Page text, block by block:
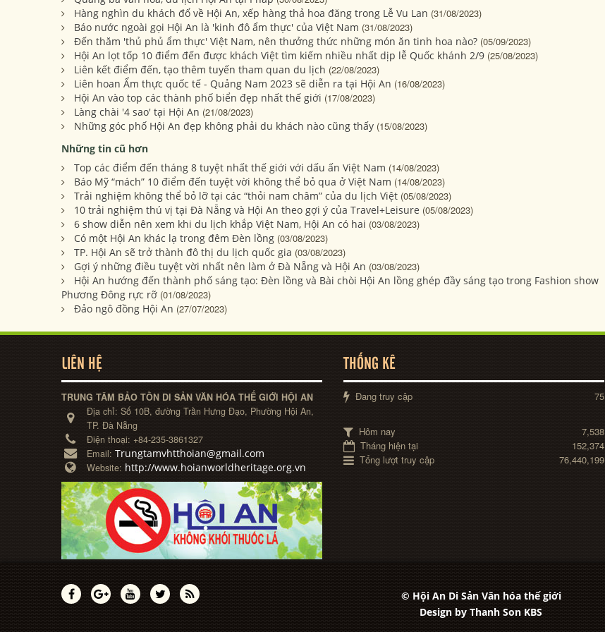
Hàng nghìn du khách đổ về Hội An, xếp hàng thả hoa đăng trong Lễ Vu Lan (31/08/2023)
Báo nước ngoài gọi Hội An là 'kinh đô ẩm thực' của Việt Nam (31/08/2023)
Đến thăm 'thủ phủ ẩm thực' Việt Nam, nên thưởng thức những món ăn tinh hoa nào? (05/09/2023)
Hội An lọt tốp 10 điểm đến được khách Việt tìm kiếm nhiều nhất dịp lễ Quốc khánh 2/9 (25/08/2023)
Liên kết điểm đến, tạo thêm tuyến tham quan du lịch (22/08/2023)
Liên hoan Ẩm thực quốc tế - Quảng Nam 2023 sẽ diễn ra tại Hội An (16/08/2023)
Hội An vào top các thành phố biển đẹp nhất thế giới (17/08/2023)
Làng chài '4 sao' tại Hội An (21/08/2023)
Những góc phố Hội An đẹp không phải du khách nào cũng thấy (15/08/2023)
Những tin cũ hơn
Top các điểm đến tháng 8 tuyệt nhất thế giới với dấu ấn Việt Nam (14/08/2023)
Báo Mỹ “mách” 10 điểm đến tuyệt vời không thể bỏ qua ở Việt Nam (14/08/2023)
Trải nghiệm không thể bỏ lỡ tại các “thỏi nam châm” của du lịch Việt (05/08/2023)
10 trải nghiệm thú vị tại Đà Nẵng và Hội An theo gợi ý của Travel+Leisure (05/08/2023)
6 show diễn nên xem khi du lịch khắp Việt Nam, Hội An có hai (03/08/2023)
Có một Hội An khác lạ trong đêm Đèn lồng (03/08/2023)
TP. Hội An sẽ trở thành đô thị du lịch quốc gia (03/08/2023)
Gợi ý những điều tuyệt vời nhất nên làm ở Đà Nẵng và Hội An (03/08/2023)
Hội An hướng đến thành phố sáng tạo: Đèn lồng và Bài chòi Hội An lồng ghép đầy sáng tạo trong Fashion show
Phương Đông rực rỡ (01/08/2023)
Đảo ngô đồng Hội An (27/07/2023)
LIÊN HỆ
TRUNG TÂM BẢO TỒN DI SẢN VĂN HÓA THẾ GIỚI HỘI AN
Địa chỉ: Số 10B, đường Trần Hưng Đạo, Phường Hội An,
TP. Đà Nẵng
Điện thoại: +84-235-3861327
Email: Trungtamvhtthoian@gmail.com
Website: http://www.hoianworldheritage.org.vn
THỐNG KÊ
Đang truy cập 75
Hôm nay
7,538
Tháng hiện tại
152,374
Tổng lượt truy cập
76,440,199
© Hội An Di Sản Văn hóa thế giới
Design by Thanh Son KBS